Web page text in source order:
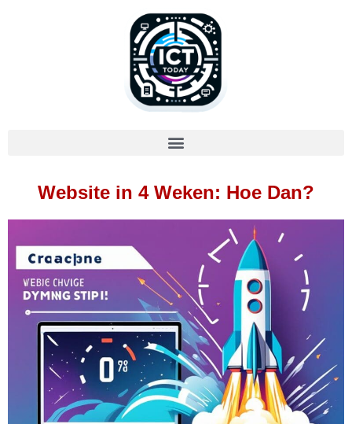
Website in 4 Weken: Hoe Dan?